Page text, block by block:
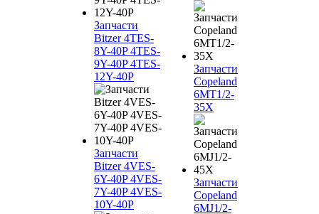
Запчасти
Bitzer 4TES-
8Y-40P 4TES-
9Y-40P 4TES-
12Y-40P
Запчасти
Bitzer 4VES-
6Y-40P 4VES-
7Y-40P 4VES-
10Y-40P
Запчасти
Copeland
6MT1/2-
35X
Запчасти
Copeland
6MJ1/2-